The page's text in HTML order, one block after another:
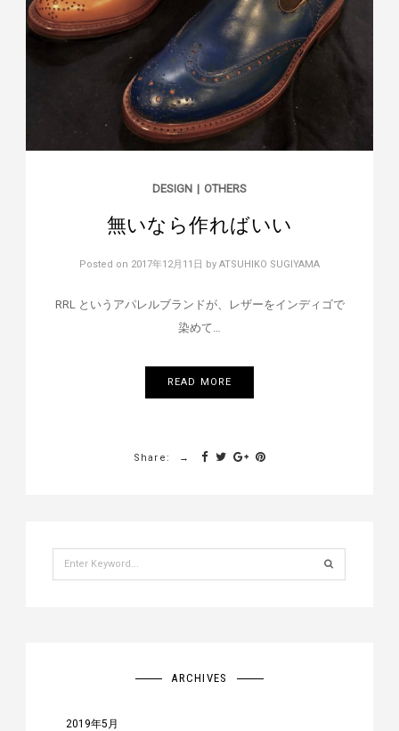
DESIGN | OTHERS
無いなら作ればいい
Posted on 2017年12月11日 by ATSUHIKO SUGIYAMA
RRL というアパレルブランドが、レザーをインディゴで
染めて…
READ MORE
Share:
ARCHIVES
2019年5月